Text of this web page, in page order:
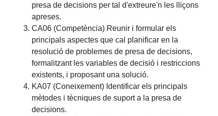
presa de decisions per tal d'extreure'n les lliçons
apreses.
CA06 (Competència) Reunir i formular els
principals aspectes que cal planificar en la
resolució de problemes de presa de decisions,
formalitzant les variables de decisió i restriccions
existents, i proposant una solució.
KA07 (Coneixement) Identificar els principals
mètodes i tècniques de suport a la presa de
decisions.